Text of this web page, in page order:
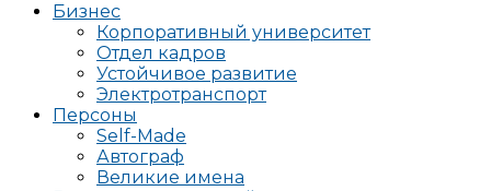
Бизнес
Корпоративный университет
Отдел кадров
Устойчивое развитие
Электротранспорт
Персоны
Self-Made
Автограф
Великие имена